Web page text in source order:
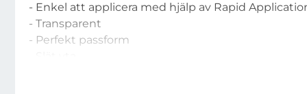
- Enkel att applicera med hjälp av Rapid
- Transparent
- Perfekt passform